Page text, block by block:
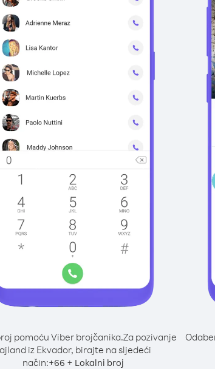
pomoću Viber brojčanika.Za pozivanje
iz Ekvador, birajte na sljedeći
način:+66 + Lokalni broj